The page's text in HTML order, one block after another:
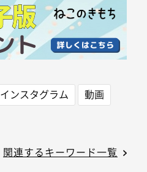
インスタグラム 動画
関連するキーワード一覧